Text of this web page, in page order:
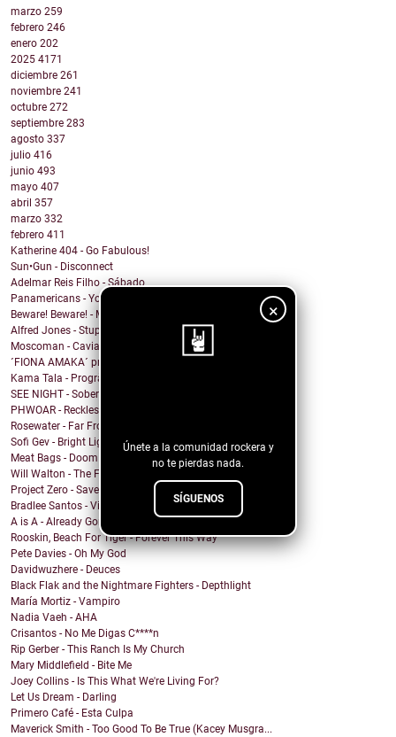
×
Únete a la comunidad rockera y
no te pierdas nada.
SÍGUENOS
marzo 259
febrero 246
enero 202
2025 4171
diciembre 261
noviembre 241
octubre 272
septiembre 283
agosto 337
julio 416
junio 493
mayo 407
abril 357
marzo 332
febrero 411
Katherine 404 - Go Fabulous!
Sun•Gun - Disconnect
Adelmar Reis Filho - Sábado
Panamericans - You better Mov
Beware! Beware! - My Honey
Alfred Jones - Stupid Town
Moscoman - Caviar
´FIONA AMAKA´ presenta su tema: No Daylight
Kama Tala - Progràmma
SEE NIGHT - Sober & High
PHWOAR - Reckless
Rosewater - Far From Home
Sofi Gev - Bright Light Shining
Meat Bags - Doom
Will Walton - The Fine Line
Project Zero - Save the Date
Bradlee Santos - Violent Kiss
A is A - Already Gone
Rooskin, Beach For Tiger - Forever This Way
Pete Davies - Oh My God
Davidwuzhere - Deuces
Black Flak and the Nightmare Fighters - Depthlight
María Mortiz - Vampiro
Nadia Vaeh - AHA
Crisantos - No Me Digas C****n
Rip Gerber - This Ranch Is My Church
Mary Middlefield - Bite Me
Joey Collins - Is This What We're Living For?
Let Us Dream - Darling
Primero Café - Esta Culpa
Maverick Smith - Too Good To Be True (Kacey Musgra...